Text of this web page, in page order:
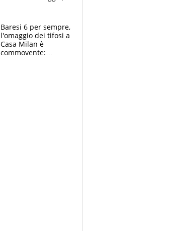
circondati
dall'affetto dei tifosi
Baresi 6 per sempre,
l'omaggio dei tifosi a
Casa Milan è
commovente: